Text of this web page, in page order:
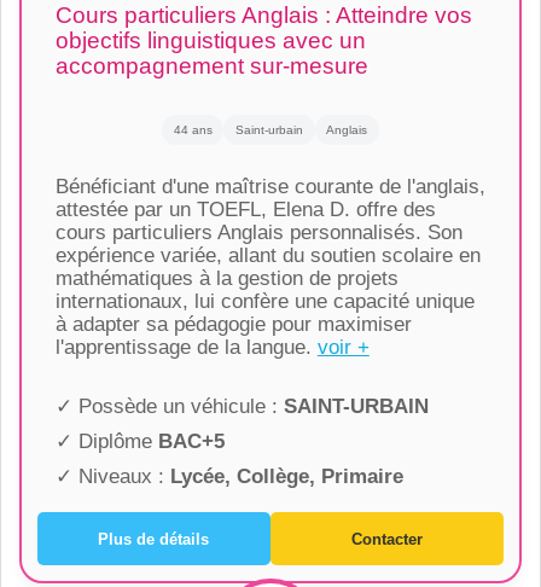
Cours particuliers Anglais : Atteindre vos
objectifs linguistiques avec un
accompagnement sur-mesure
44 ans Saint-urbain Anglais
Bénéficiant d'une maîtrise courante de l'anglais,
attestée par un TOEFL, Elena D. offre des
cours particuliers Anglais personnalisés. Son
expérience variée, allant du soutien scolaire en
mathématiques à la gestion de projets
internationaux, lui confère une capacité unique
à adapter sa pédagogie pour maximiser
l'apprentissage de la langue. voir +
✓ Possède un véhicule : SAINT-URBAIN
✓ Diplôme BAC+5
✓ Niveaux : Lycée, Collège, Primaire
Plus de détails Contacter